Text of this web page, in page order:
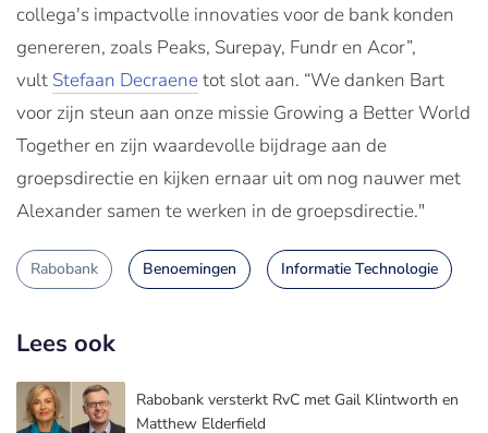
collega's impactvolle innovaties voor de bank konden
genereren, zoals Peaks, Surepay, Fundr en Acor”,
vult Stefaan Decraenetot slot aan. “We danken Bart
voor zijn steun aan onze missie Growing a Better World
Together en zijn waardevolle bijdrage aan de
groepsdirectie en kijken ernaar uit om nog nauwer met
Alexander samen te werken in de groepsdirectie."
Rabobank Benoemingen Informatie Technologie
Lees ook
Rabobank versterkt RvC met Gail Klintworth en
Matthew Elderfield